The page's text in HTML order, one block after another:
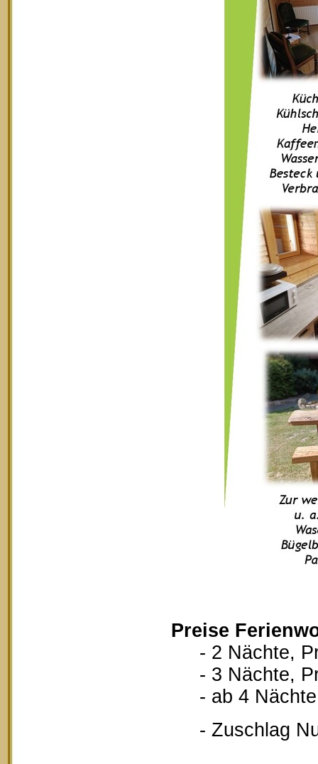
Preise
- 2 Nächte,
- 3 Nächte,
- ab 4 Nächte,
- Zuschlag